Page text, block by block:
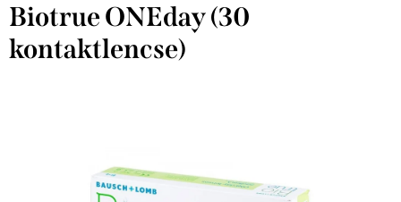
Biotrue ONEday (30
kontaktlencse)